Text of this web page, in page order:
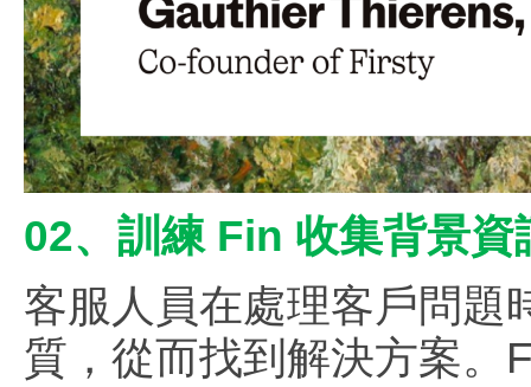
02、訓練 Fin 收集背景資
客服人員在處理客戶問題
質，從而找到解決方案。